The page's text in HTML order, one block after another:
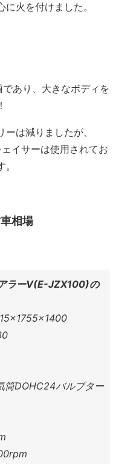
火を付けました。
あり、大きなボディを
は減りましたが、
イサーは使用されてお
相場
ラーV(E-JZX100)の
筒DOHC24バルブター